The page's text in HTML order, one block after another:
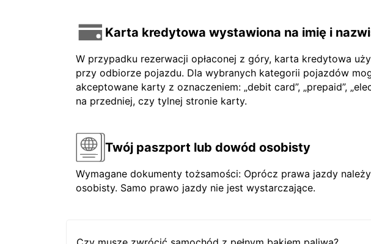
Karta kredytowa wystawiona na imię i
W przypadku rezerwacji opłaconej z góry, karta kredytowa
przy odbiorze pojazdu. Dla wybranych kategorii pojazdów
akceptowane karty z oznaczeniem: „debit card”, „prepaid”,
na przedniej, czy tylnej stronie karty.
Twój paszport lub dowód osobisty
Wymagane dokumenty tożsamości: Oprócz prawa jazdy
osobisty. Samo prawo jazdy nie jest wystarczające.